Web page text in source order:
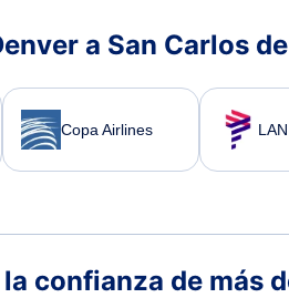
a San Carlos
Copa Airlines
la confianza de más